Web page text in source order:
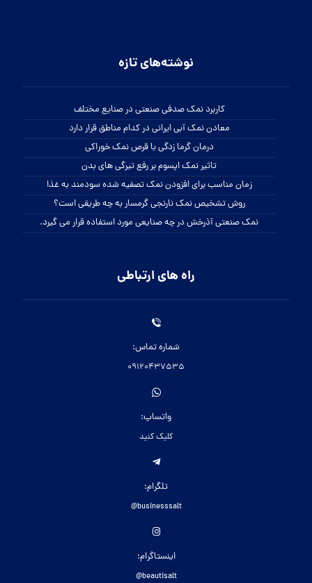
نوشته‌های تازه
کاربرد نمک صدفی صنعتی در صنایع مختلف
معادن نمک آبی ایرانی در کدام مناطق قرار دارد
درمان گرما زدگی با قرص نمک خوراکی
تاثیر نمک اپسوم بر رفع تیرگی های بدن
زمان مناسب برای افزودن نمک تصفیه شده سودمند به غذا
روش تشخیص نمک نارنجی گرمسار به چه طریقی است؟
نمک صنعتی آذرخش در چه صنایعی مورد استفاده قرار می گیرد.
راه های ارتباطی
شماره تماس:
09120437535
واتساپ:
کلیک کنید
تلگرام:
businesssalt@
اینستاگرام:
beautisalt@